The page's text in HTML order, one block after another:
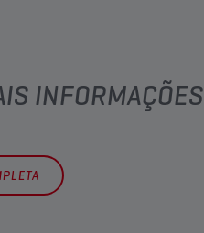
INFORMAÇÕES